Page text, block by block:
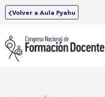
Volver a Aula Pyahu